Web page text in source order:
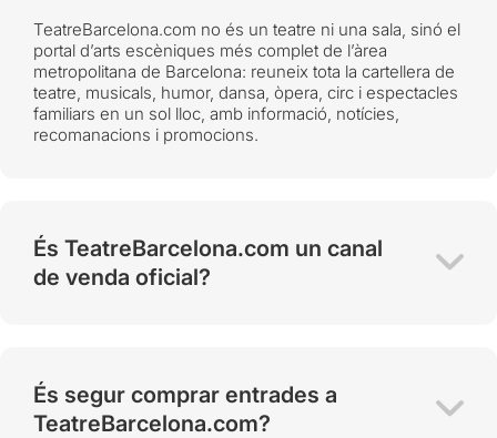
TeatreBarcelona.com no és un teatre ni una sala, sinó el
portal d’arts escèniques més complet de l’àrea
metropolitana de Barcelona: reuneix tota la cartellera de
teatre, musicals, humor, dansa, òpera, circ i espectacles
familiars en un sol lloc, amb informació, notícies,
recomanacions i promocions.
És TeatreBarcelona.com un canal
de venda oficial?
És segur comprar entrades a
TeatreBarcelona.com?